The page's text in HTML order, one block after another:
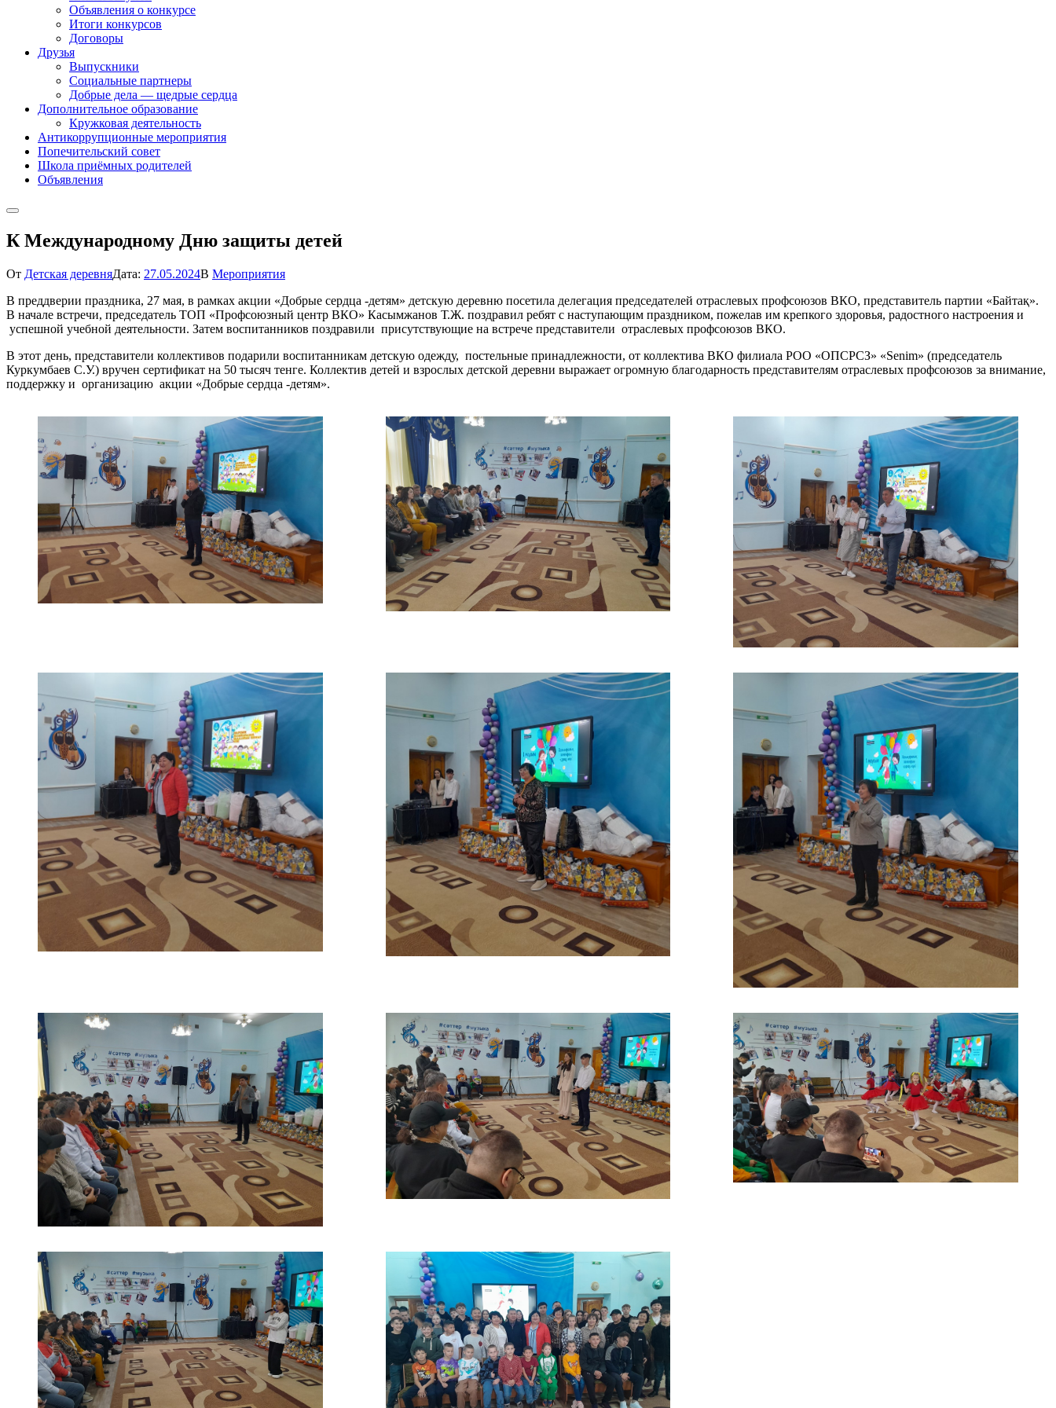
Объявления о конкурсе
Итоги конкурсов
Договоры
Друзья
Выпускники
Социальные партнеры
Добрые дела — щедрые сердца
Дополнительное образование
Кружковая деятельность
Антикоррупционные мероприятия
Попечительский совет
Школа приёмных родителей
Объявления
К Международному Дню защиты детей
От Детская деревняДата: 27.05.2024В Мероприятия
В преддверии праздника, 27 мая, в рамках акции «Добрые сердца -детям» детскую деревню посетила делегация председателей отраслевых профсоюзов ВКО, представитель партии «Байтақ».
В начале встречи, председатель ТОП «Профсоюзный центр ВКО» Касымжанов Т.Ж. поздравил ребят с наступающим праздником, пожелав им крепкого здоровья, радостного настроения и
успешной учебной деятельности. Затем воспитанников поздравили присутствующие на встрече представители отраслевых профсоюзов ВКО.
В этот день, представители коллективов подарили воспитанникам детскую одежду, постельные принадлежности, от коллектива ВКО филиала РОО «ОПСРСЗ» «Senim» (председатель
Куркумбаев С.У.) вручен сертификат на 50 тысяч тенге. Коллектив детей и взрослых детской деревни выражает огромную благодарность представителям отраслевых профсоюзов за внимание,
поддержку и организацию акции «Добрые сердца -детям».